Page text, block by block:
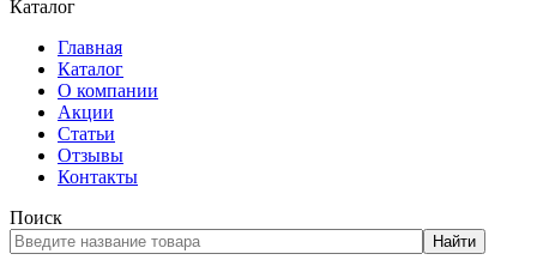
Каталог
Главная
Каталог
О компании
Акции
Статьи
Отзывы
Контакты
Поиск
Найти